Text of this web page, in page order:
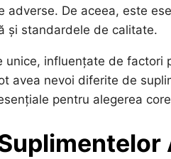
adverse. De aceea, este
și standardele de calitate.
influențate de factori
avea nevoi diferite de
pentru alegerea